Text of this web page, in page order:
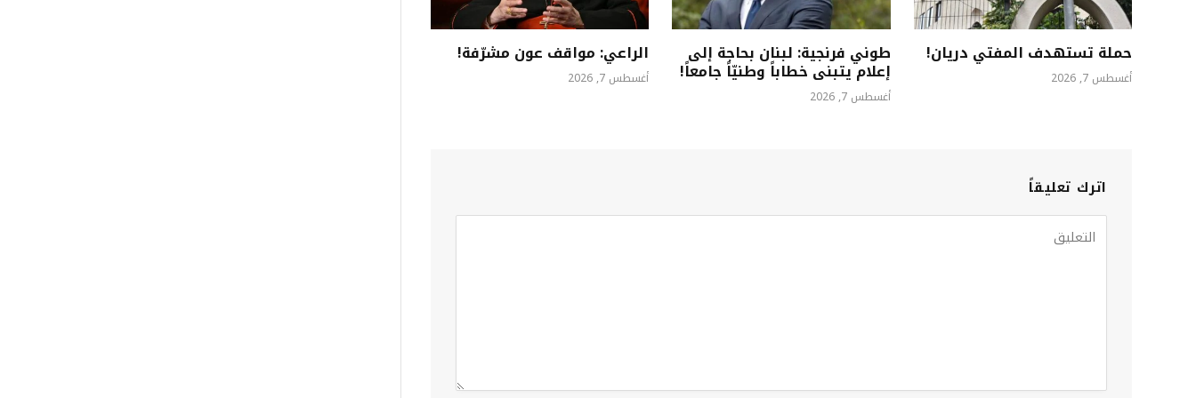
حملة تستهدف المفتي دريان!
أغسطس 7, 2026
طوني فرنجية: لبنان بحاجة إلى
إعلام يتبنى خطاباً وطنيّاً جامعاً!
أغسطس 7, 2026
الراعي: مواقف عون مشرّفة!
أغسطس 7, 2026
اترك تعليقاً